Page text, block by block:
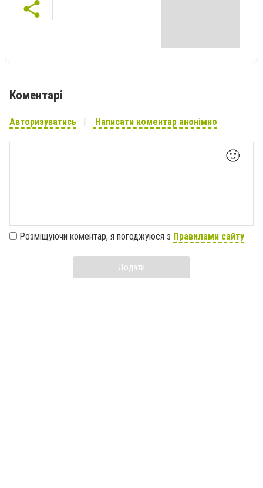
Коментарі
Авторизуватись Написати коментар анонімно
🙂
Розміщуючи коментар, я погоджуюся з Правилами сайту
Додати